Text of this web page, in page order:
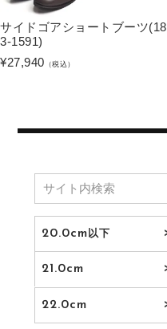
サイドゴアショートブーツ(18
3-1591)
¥27,940 （税込）
20.0cm以下
21.0cm
22.0cm